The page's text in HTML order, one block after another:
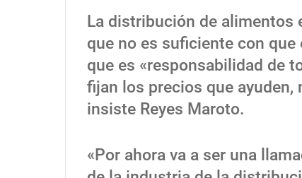
La distribución de alimentos
que no es suficiente con
que es «responsabilidad de
fijan los precios que ayuden,
insiste Reyes Maroto.
«Por ahora va a ser una